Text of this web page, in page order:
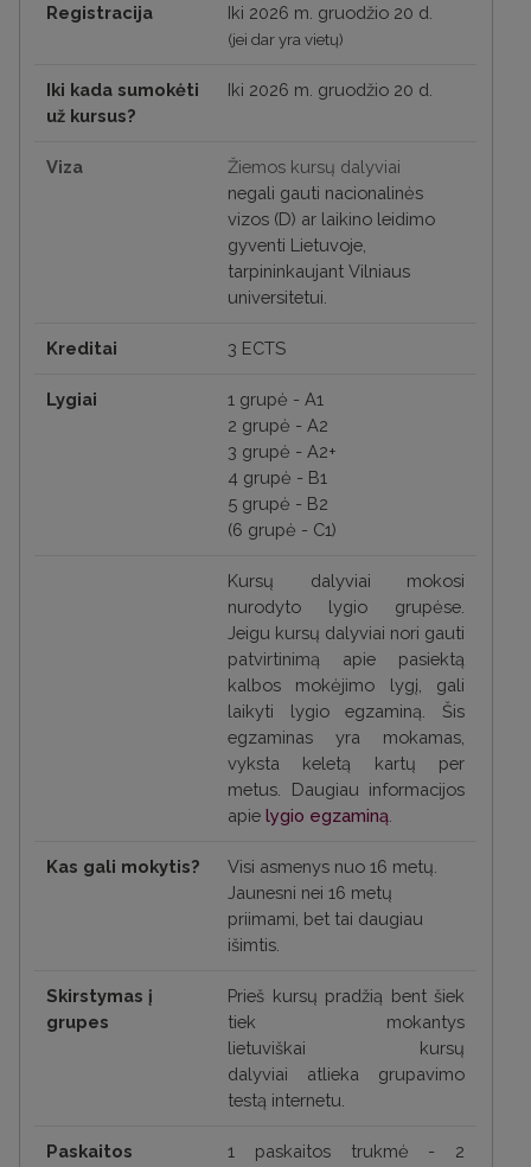
Registracija Iki 2026 m. gruodžio 20 d.
(jei dar yra vietų)
Iki kada sumokėti
už kursus?
Iki 2026 m. gruodžio 20 d.
Viza Žiemos kursų dalyviai
negali gauti nacionalinės
vizos (D) ar laikino leidimo
gyventi Lietuvoje,
tarpininkaujant Vilniaus
universitetui.
Kreditai 3 ECTS
Lygiai
1 grupė - A1
2 grupė - A2
3 grupė - A2+
4 grupė - B1
5 grupė - B2
(6 grupė - C1)
Kursų dalyviai mokosi
nurodyto lygio grupėse.
Jeigu kursų dalyviai nori gauti
patvirtinimą apie pasiektą
kalbos mokėjimo lygį, gali
laikyti lygio egzaminą. Šis
egzaminas yra mokamas,
vyksta keletą kartų per
metus. Daugiau informacijos
apie lygio egzaminą
Kas gali mokytis?
Visi asmenys nuo 16 metų.
Jaunesni nei 16 metų
priimami, bet tai daugiau
išimtis.
Skirstymas į
grupes
Prieš kursų pradžią bent šiek
tiek mokantys
lietuviškai kursų
dalyviai atlieka grupavimo
testą internetu.
Paskaitos
1 paskaitos trukmė - 2